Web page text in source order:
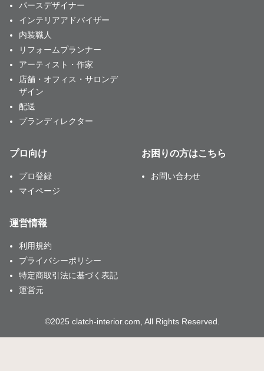
パースデザイナー
インテリアアドバイザー
内装職人
リフォームプランナー
アーティスト・作家
店舗・オフィス・サロンデ
ザイン
配送
プランディレクター
プロ向け
プロ登録
マイページ
お困りの方はこちら
お問い合わせ
運営情報
利用規約
プライバシーポリシー
特定商取引法に基づく表記
運営元
©2025 clatch-interior.com, All Rights Reserved.